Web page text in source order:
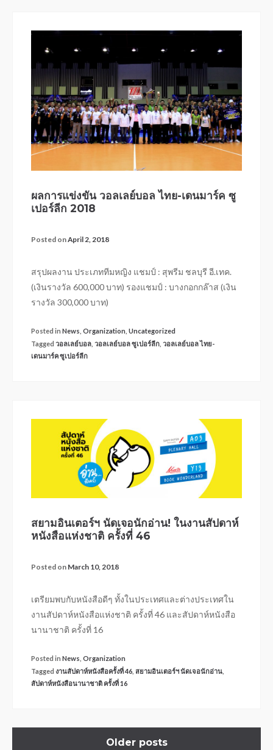
ผลการแข่งขัน วอลเลย์บอล ไทย-เดนมาร์ค ซู
เปอร์ลีก 2018
Posted onApril 2, 2018
สรุปผลงาน ประเภททีมหญิง แชมป์ : สุพรีม ชลบุรี อี.เทค.
(เงินรางวัล 600,000 บาท) รองแชมป์ : บางกอกกล๊าส (เงิน
รางวัล 300,000 บาท)
Posted in News Organization Uncategorized
Tagged วอลเลย์บอล วอลเลย์บอล ซูเปอร์ลีก วอลเลย์บอล ไทย-
เดนมาร์ค ซูเปอร์ลีก
สยามอินเตอร์ฯ นัดเจอนักอ่าน! ในงานสัปดาห์
หนังสือแห่งชาติ ครั้งที่ 46
Posted on March 10, 2018
เตรียมพบกับหนังสือดีๆ ทั้งในประเทศและต่างประเทศใน
งานสัปดาห์หนังสือแห่งชาติ ครั้งที่ 46 และสัปดาห์หนังสือ
นานาชาติ ครั้งที่ 16
Posted in News Organization
Tagged งานสัปดาห์หนังสือครั้งที่ 46 สยามอินเตอร์ฯ นัดเจอนักอ่าน
สัปดาห์หนังสือนานาชาติ ครั้งที่ 16
Older posts